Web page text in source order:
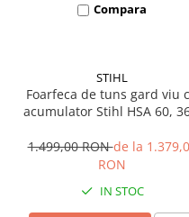
Compara
STIHL
Foarfeca de tuns gard viu
acumulator Stihl HSA 60,
1.499,00 RONde la
RON
IN STOC